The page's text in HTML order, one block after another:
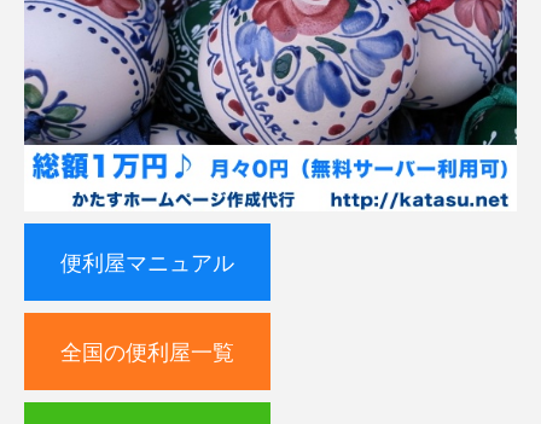
便利屋マニュアル
全国の便利屋一覧